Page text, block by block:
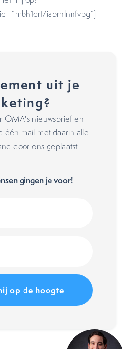
uit je
OMA's nieuwsbrief en
één mail met daarin alle
door ons geplaatst
gingen je voor!